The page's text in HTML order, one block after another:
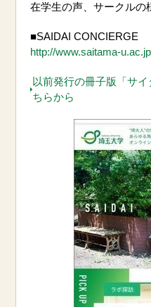
在学生の声、サークルの
■SAIDAI CONCIERGE
http://www.saitama-
以前発行の冊子版「サ
ちらから